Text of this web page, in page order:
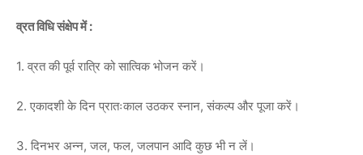
व्रत विधि संक्षेप में :
1. व्रत की पूर्व रात्रि को सात्विक भोजन करें।
2. एकादशी के दिन प्रातःकाल उठकर स्नान, संकल्प और पूजा करें।
3. दिनभर अन्न, जल, फल, जलपान आदि कुछ भी न लें।